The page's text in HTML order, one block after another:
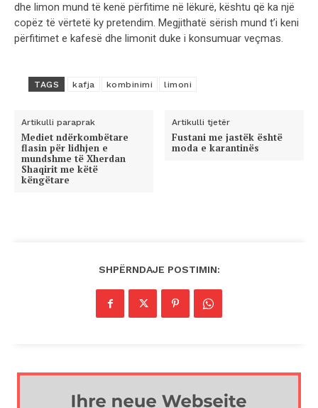
dhe limon mund të kenë përfitime në lëkurë, kështu që ka një
copëz të vërtetë ky pretendim. Megjithatë sërish mund t’i keni
përfitimet e kafesë dhe limonit duke i konsumuar veçmas.
TAGS kafja kombinimi limoni
Artikulli paraprak
Mediet ndërkombëtare
flasin për lidhjen e
mundshme të Xherdan
Shaqirit me këtë
këngëtare
Artikulli tjetër
Fustani me jastëk është
moda e karantinës
SHPËRNDAJE POSTIMIN: